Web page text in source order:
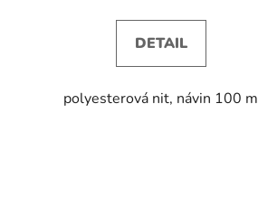
DETAIL
polyesterová nit, návin 100 m